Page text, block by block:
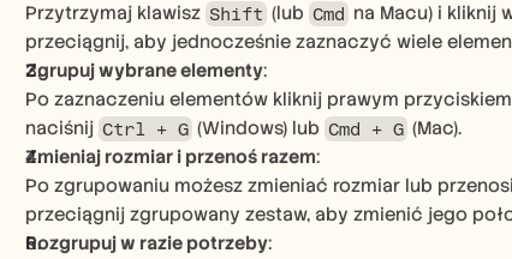
Przytrzymaj klawisz Shift (lub Cmd na Macu) i kliknij
przeciągnij, aby jednocześnie zaznaczyć wiele
Zgrupuj wybrane elementy:
Po zaznaczeniu elementów kliknij prawym
naciśnij Ctrl + G (Windows) lub Cmd + G (Mac).
Zmieniaj rozmiar i przenoś razem:
Po zgrupowaniu możesz zmieniać rozmiar lub
przeciągnij zgrupowany zestaw, aby zmienić jego
Rozgrupuj w razie potrzeby: